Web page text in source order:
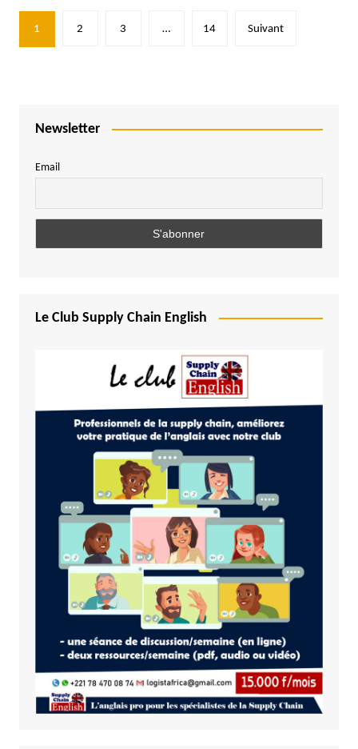
Pagination
des
1 2 3 … 14 Suivant
Newsletter
Email
Le Club Supply Chain English